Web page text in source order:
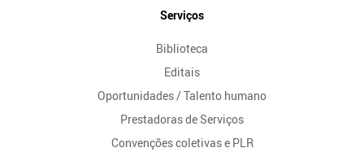
Serviços
Biblioteca
Editais
Oportunidades / Talento humano
Prestadoras de Serviços
Convenções coletivas e PLR